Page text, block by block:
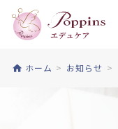
ホーム お知らせ